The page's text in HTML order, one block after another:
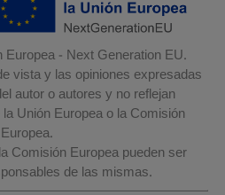
Europea - Next Generation EU.
vista y las opiniones expresadas
autor o autores y no reflejan
Unión Europea o la Comisión
Europea.
Comisión Europea pueden ser
de las mismas.